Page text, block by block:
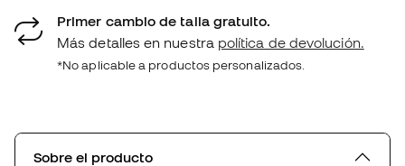
Primer cambio de talla gratuito.
Más detalles en nuestra política de devolución.
*No aplicable a productos personalizados.
Sobre el producto